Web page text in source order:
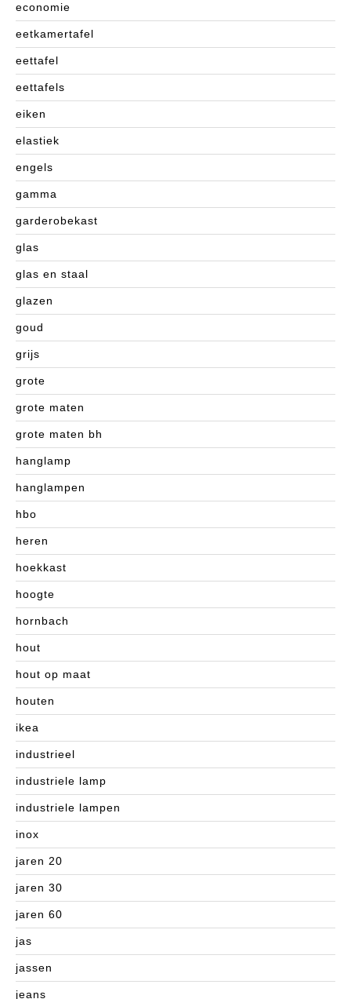
economie
eetkamertafel
eettafel
eettafels
eiken
elastiek
engels
gamma
garderobekast
glas
glas en staal
glazen
goud
grijs
grote
grote maten
grote maten bh
hanglamp
hanglampen
hbo
heren
hoekkast
hoogte
hornbach
hout
hout op maat
houten
ikea
industrieel
industriele lamp
industriele lampen
inox
jaren 20
jaren 30
jaren 60
jas
jassen
jeans